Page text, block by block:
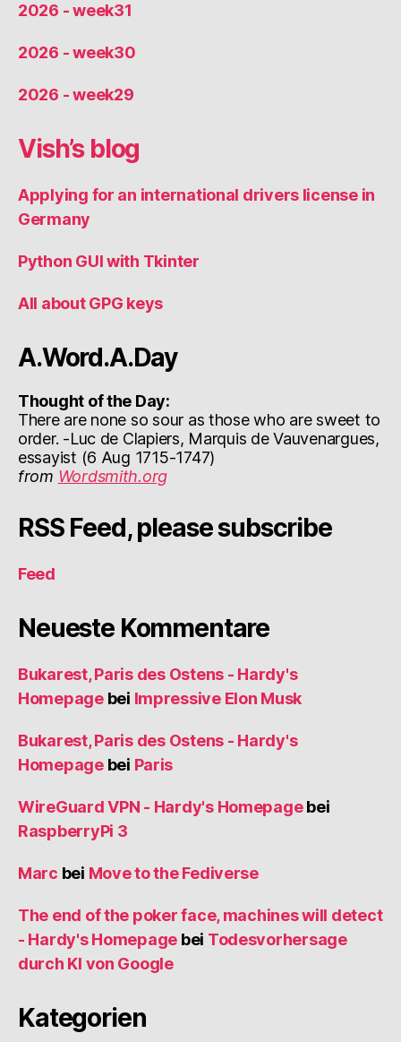
2026 - week31
2026 - week30
2026 - week29
Vish’s blog
Applying for an international drivers license in
Germany
Python GUI with Tkinter
All about GPG keys
A.Word.A.Day
Thought of the Day:
There are none so sour as those who are sweet to
order. -Luc de Clapiers, Marquis de Vauvenargues,
essayist (6 Aug 1715-1747)
from Wordsmith.org
RSS Feed, please subscribe
Feed
Neueste Kommentare
Bukarest, Paris des Ostens - Hardy's
Homepagebei Impressive Elon Musk
Bukarest, Paris des Ostens - Hardy's
Homepagebei Paris
WireGuard VPN - Hardy's Homepagebei
RaspberryPi 3
Marc bei Move to the Fediverse
The end of the poker face, machines will detect
- Hardy's Homepage bei Todesvorhersage
durch KI von Google
Kategorien